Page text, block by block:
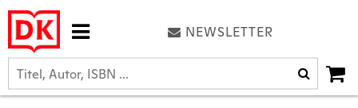
NEWSLETTER